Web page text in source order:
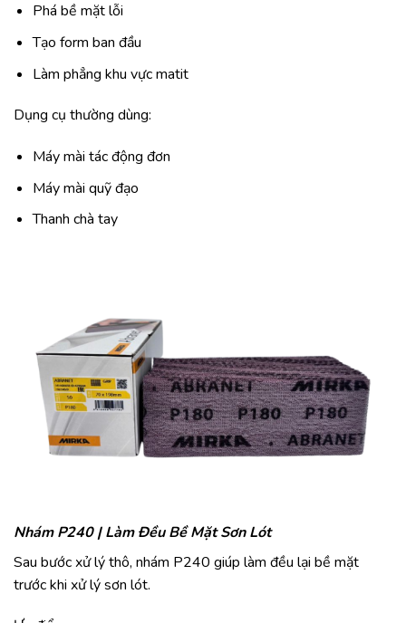
Phá bề mặt lỗi
Tạo form ban đầu
Làm phẳng khu vực matit
Dụng cụ thường dùng:
Máy mài tác động đơn
Máy mài quỹ đạo
Thanh chà tay
Nhám P240 | Làm Đều Bề Mặt Sơn Lót
Sau bước xử lý thô, nhám P240 giúp làm đều lại bề mặt
trước khi xử lý sơn lót.